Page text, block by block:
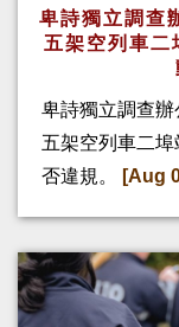
卑詩獨立調查
五架空列車二
卑詩獨立調查辦
五架空列車二
否違規。
[Aug